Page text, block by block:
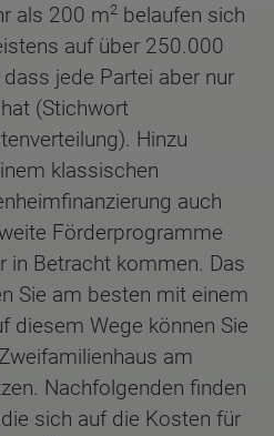
als 200 m2 belaufen sich
auf über 250.000
jede Partei aber nur
(Stichwort
Hinzu
klassischen
auch
Förderprogramme
in Betracht kommen. Das
Sie am besten mit einem
diesem Wege können Sie
am
Nachfolgenden finden
sich auf die Kosten für